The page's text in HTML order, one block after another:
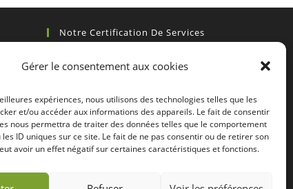
Gérer le consentement aux cookies
expériences, nous utilisons des technologies telles que les
et/ou accéder aux informations des appareils. Le fait de consentir
nous permettra de traiter des données telles que le comportement
ID uniques sur ce site. Le fait de ne pas consentir ou de retirer son
avoir un effet négatif sur certaines caractéristiques et fonctions.
Notre Certification De Services